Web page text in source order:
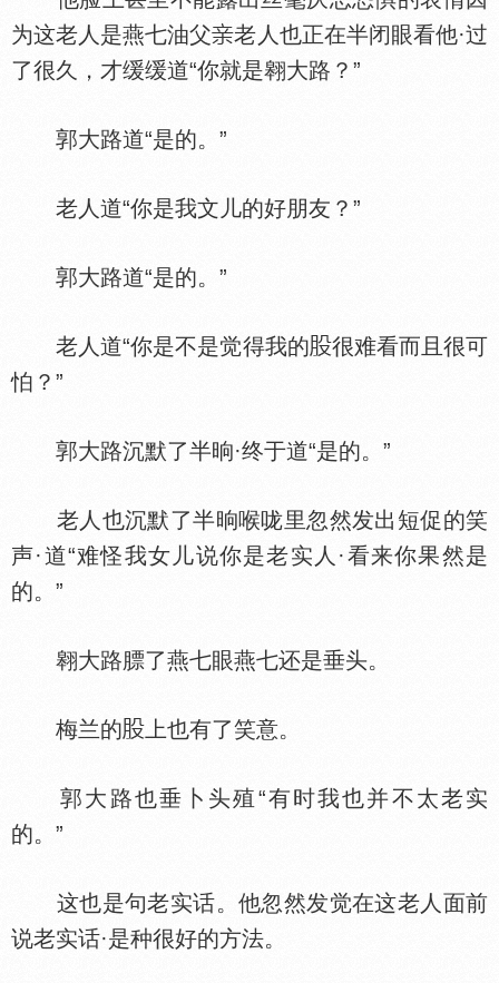
为这老人是燕七油父
老人也正在半闭眼看他·过
了很久，才缓缓道“你就是翱大路？”
郭大路道“是的。”
老人道“你是我文儿的好朋友？”
郭大路道“是的。”
老人道“你是不是觉得我的
很难看而且很可
怕？”
郭大路沉默了半晌·终于道“是的。”
老人也沉默了半晌喉咙里忽然发出短促的笑
声·道“难怪我女儿说你是老实人·看来你果然是
的。”
翱大路膘了燕七眼燕七还是垂头。
梅兰的 上也有了笑意。
郭大路也垂卜头殖“有时我也并不太老实
的。”
这也是句老实话。他忽然发觉在这老人面前
说老实话·是种很好的方法。